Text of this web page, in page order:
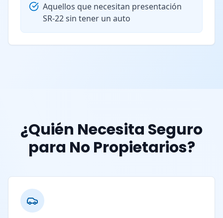
Aquellos que necesitan presentación
SR-22 sin tener un auto
¿Quién Necesita Seguro
para No Propietarios?